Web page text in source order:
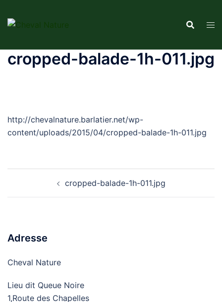
au
cropped-balade-1h-011.jpg
http://chevalnature.barlatier.net/wp-
content/uploads/2015/04/cropped-balade-1h-011.jpg
cropped-balade-1h-011.jpg
Adresse
Cheval Nature
Lieu dit Queue Noire
1,Route des Chapelles